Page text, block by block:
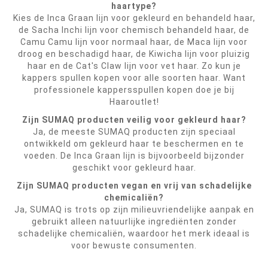
haartype?
Kies de Inca Graan lijn voor gekleurd en behandeld haar,
de Sacha Inchi lijn voor chemisch behandeld haar, de
Camu Camu lijn voor normaal haar, de Maca lijn voor
droog en beschadigd haar, de Kiwicha lijn voor pluizig
haar en de Cat's Claw lijn voor vet haar. Zo kun je
kappers spullen kopen voor alle soorten haar. Want
professionele kappersspullen kopen doe je bij
Haaroutlet!
Zijn SUMAQ producten veilig voor gekleurd haar?
Ja, de meeste SUMAQ producten zijn speciaal
ontwikkeld om gekleurd haar te beschermen en te
voeden. De Inca Graan lijn is bijvoorbeeld bijzonder
geschikt voor gekleurd haar.
Zijn SUMAQ producten vegan en vrij van schadelijke
chemicaliën?
Ja, SUMAQ is trots op zijn milieuvriendelijke aanpak en
gebruikt alleen natuurlijke ingrediënten zonder
schadelijke chemicaliën, waardoor het merk ideaal is
voor bewuste consumenten.